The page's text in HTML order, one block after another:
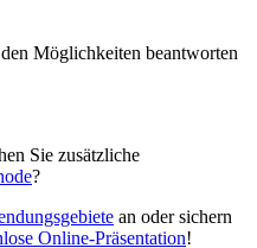
Möglichkeiten beantworten
Sie zusätzliche
?
an oder sichern
Online-Präsentation!